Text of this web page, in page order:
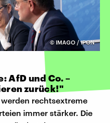
© IMAGO / IPON
AfD und Co. –
zurück!"
rechtsextreme
immer stärker. Die